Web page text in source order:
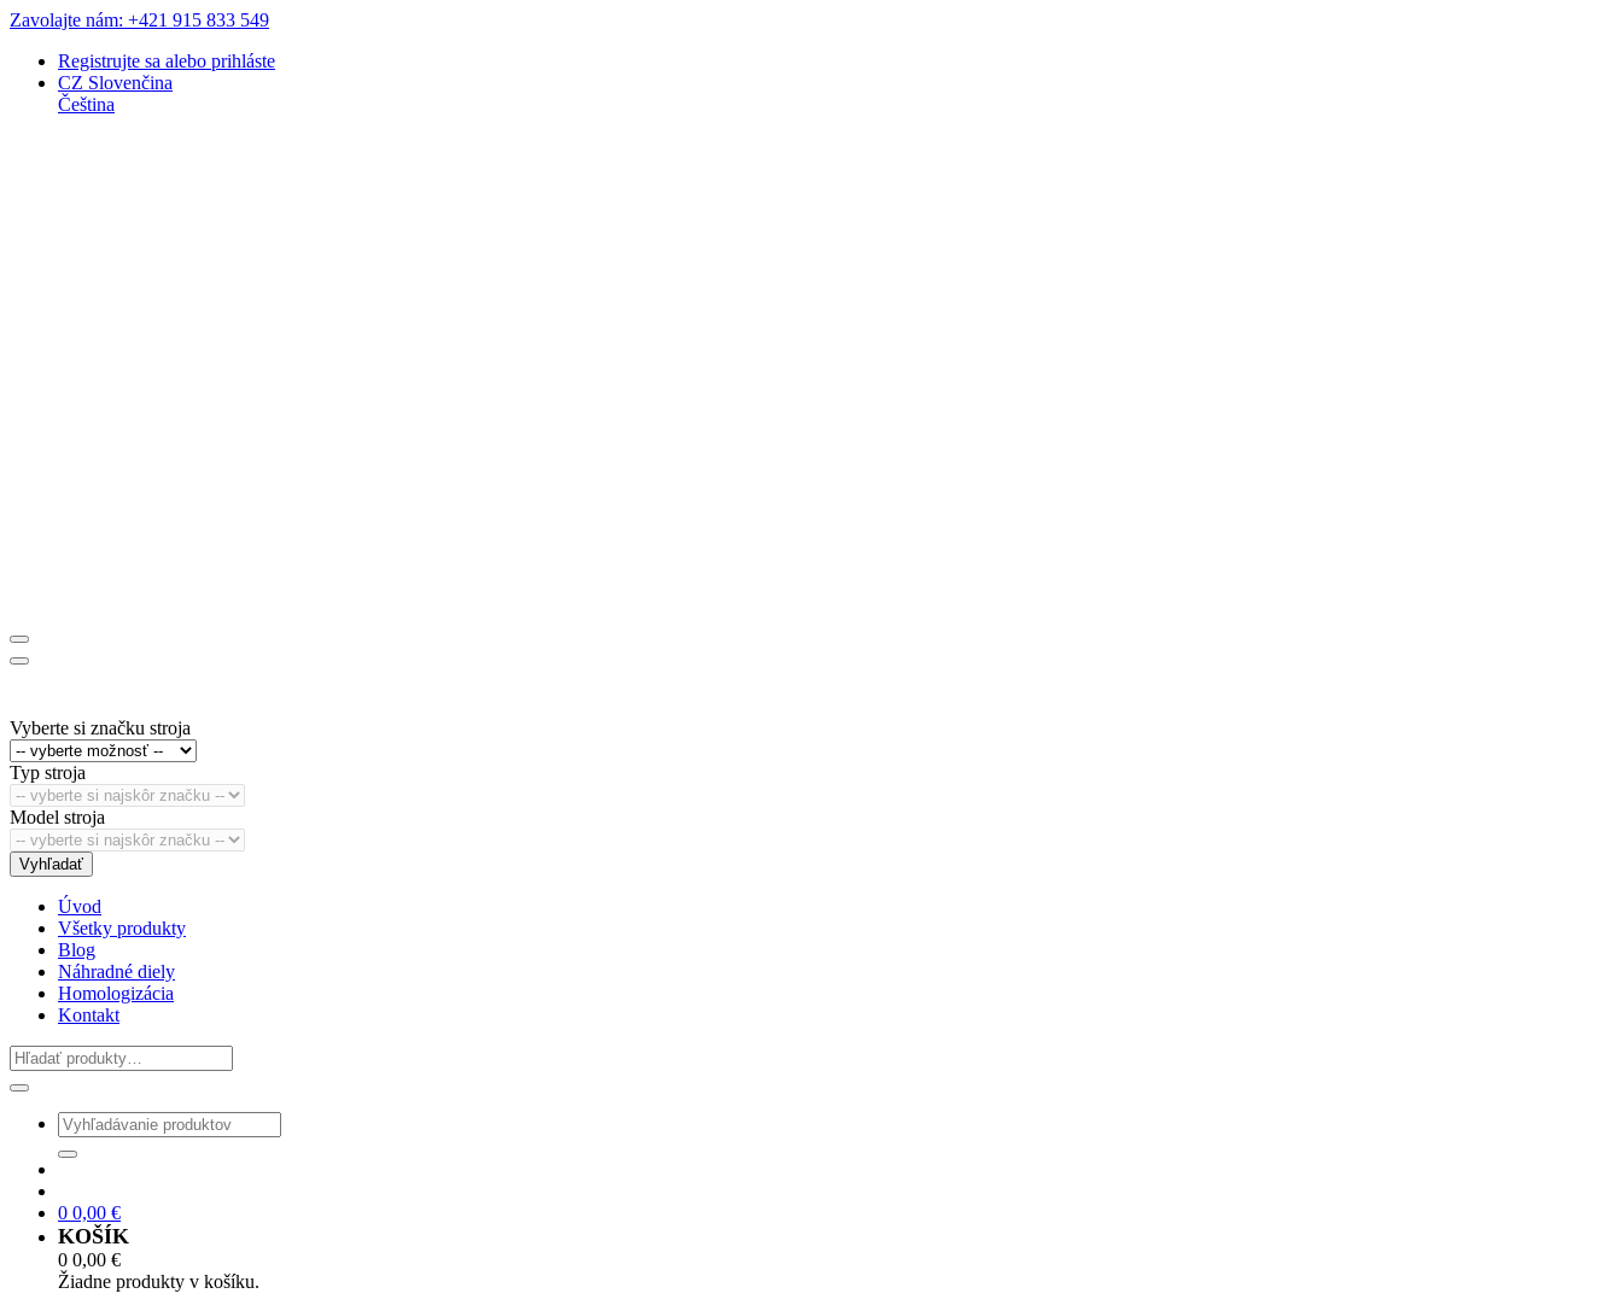
Zavolajte nám: +421 915 833 549
Registrujte sa alebo prihláste
CZ Slovenčina
Čeština
Vyberte si značku stroja
Typ stroja
Model stroja
Vyhľadať
Úvod
Všetky produkty
Blog
Náhradné diely
Homologizácia
Kontakt
0 0,00 €
KOŠÍK
0 0,00 €
Žiadne produkty v košíku.